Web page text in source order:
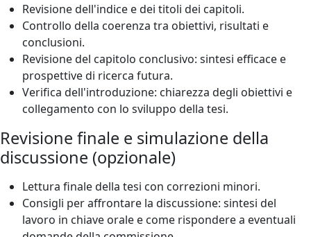
Revisione dell'indice e dei titoli dei capitoli.
Controllo della coerenza tra obiettivi, risultati e
conclusioni.
Revisione del capitolo conclusivo: sintesi efficace e
prospettive di ricerca futura.
Verifica dell'introduzione: chiarezza degli obiettivi e
collegamento con lo sviluppo della tesi.
Revisione finale e simulazione della
discussione (opzionale)
Lettura finale della tesi con correzioni minori.
Consigli per affrontare la discussione: sintesi del
lavoro in chiave orale e come rispondere a eventuali